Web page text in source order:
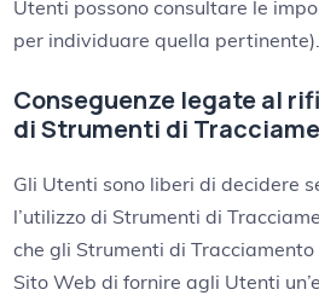
Utenti possono consultare le
per individuare quella pertinente).
Conseguenze legate al
di Strumenti di
Gli Utenti sono liberi di decidere
l’utilizzo di Strumenti di
che gli Strumenti di
Sito Web di fornire agli Utenti